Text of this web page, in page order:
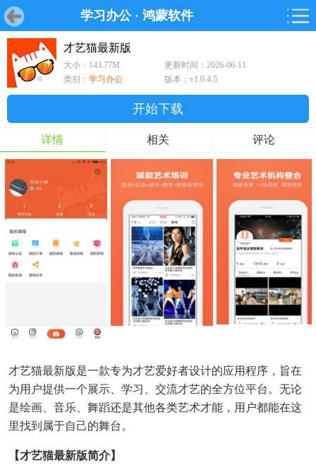
学习办公· 鸿蒙软件
游戏 软件
游戏 软件 鸿蒙
游戏
鸿蒙
软件
才艺猫最新版
大小：143.77M
更新时间：2026-06-11
类别： 学习办公 版本：v1.0.4.5
开始下载
详情 相关 评论
才艺猫最新版是一款专为才艺爱好者设计的应用程序，旨在
为用户提供一个展示、学习、交流才艺的全方位平台。无论
是绘画、音乐、舞蹈还是其他各类艺术才能，用户都能在这
里找到属于自己的舞台。
【才艺猫最新版简介】